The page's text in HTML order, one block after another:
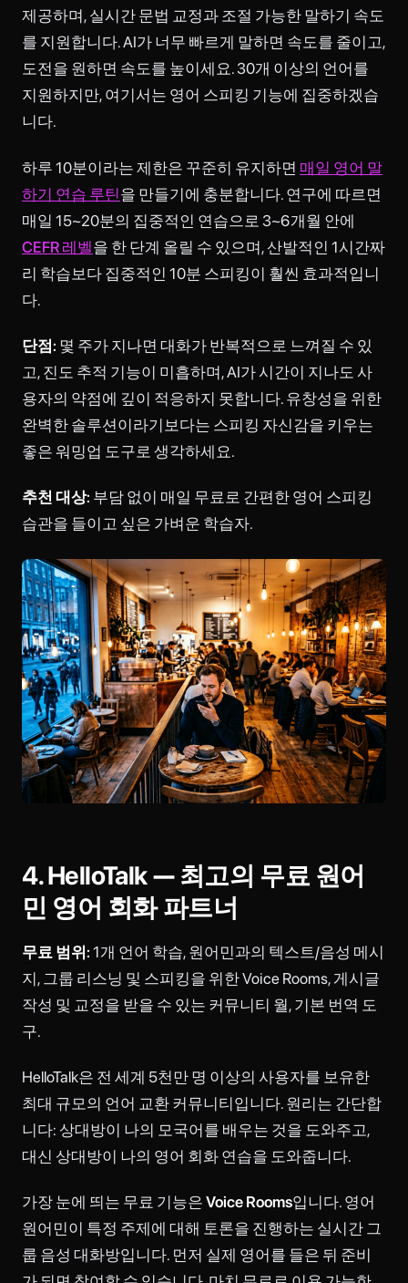
제공하며, 실시간 문법 교정과 조절 가능한 말하기 속도
를 지원합니다. AI가 너무 빠르게 말하면 속도를 줄이고,
도전을 원하면 속도를 높이세요. 30개 이상의 언어를
지원하지만, 여기서는 영어 스피킹 기능에 집중하겠습
니다.
하루 10분이라는 제한은 꾸준히 유지하면 매일 영어 말
하기 연습 루틴을 만들기에 충분합니다. 연구에 따르면
매일 15~20분의 집중적인 연습으로 3~6개월 안에
CEFR 레벨을 한 단계 올릴 수 있으며, 산발적인 1시간짜
리 학습보다 집중적인 10분 스피킹이 훨씬 효과적입니
다.
단점: 몇 주가 지나면 대화가 반복적으로 느껴질 수 있
고, 진도 추적 기능이 미흡하며, AI가 시간이 지나도 사
용자의 약점에 깊이 적응하지 못합니다. 유창성을 위한
완벽한 솔루션이라기보다는 스피킹 자신감을 키우는
좋은 워밍업 도구로 생각하세요.
추천 대상: 부담 없이 매일 무료로 간편한 영어 스피킹
습관을 들이고 싶은 가벼운 학습자.
4. HelloTalk — 최고의 무료 원어
민 영어 회화 파트너
무료 범위: 1개 언어 학습, 원어민과의 텍스트/음성 메시
지, 그룹 리스닝 및 스피킹을 위한 Voice Rooms, 게시글
작성 및 교정을 받을 수 있는 커뮤니티 월, 기본 번역 도
구.
HelloTalk은 전 세계 5천만 명 이상의 사용자를 보유한
최대 규모의 언어 교환 커뮤니티입니다. 원리는 간단합
니다: 상대방이 나의 모국어를 배우는 것을 도와주고,
대신 상대방이 나의 영어 회화 연습을 도와줍니다.
가장 눈에 띄는 무료 기능은 Voice Rooms입니다. 영어
원어민이 특정 주제에 대해 토론을 진행하는 실시간 그
룹 음성 대화방입니다. 먼저 실제 영어를 들은 뒤 준비